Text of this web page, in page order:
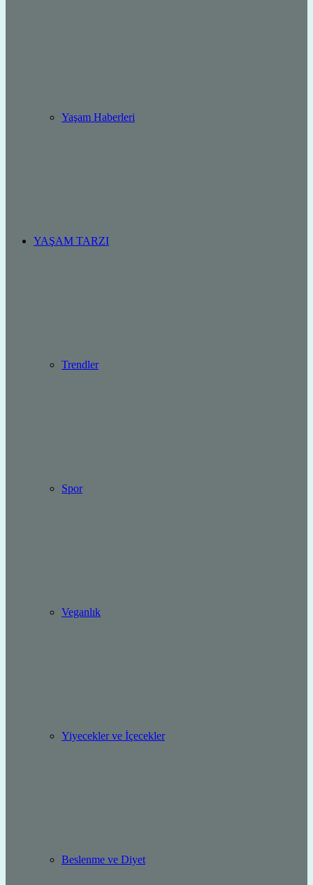
Yaşam Haberleri
YAŞAM TARZI
Trendler
Spor
Veganlık
Yiyecekler ve İçecekler
Beslenme ve Diyet